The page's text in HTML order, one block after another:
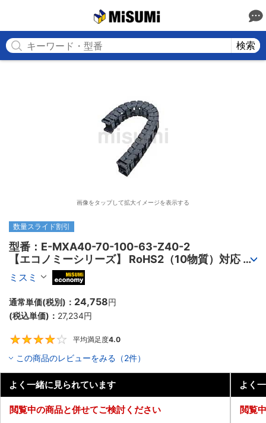
検索
画像をタップして拡大イメージを表示する
数量スライド割引
型番：E-MXA40-70-100-63-Z40-2
【エコノミーシリーズ】 RoHS2（10物質）対応 ケ
ーブルキャリア 低発塵・低騒音タイプ
ミスミ
通常単価(税別)： 24,758円
(税込単価)： 27,234円
平均満足度4.0
この商品のレビューをみる（2件）
よく一緒に見られています
閲覧中の商品と併せてご検討ください
よく
閲覧